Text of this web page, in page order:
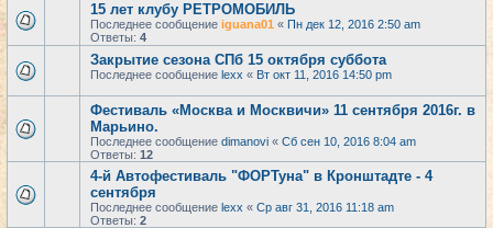
15 лет клубу РЕТРОМОБИЛЬ
Последнее сообщение iguana01 « Пн дек 12, 2016 2:50 am
Ответы: 4
Закрытие сезона СПб 15 октября суббота
Последнее сообщение lexx « Вт окт 11, 2016 14:50 pm
Фестиваль «Москва и Москвичи» 11 сентября 2016г. в
Марьино.
Последнее сообщение dimanovi « Сб сен 10, 2016 8:04 am
Ответы: 12
4-й Автофестиваль "ФОРТуна" в Кронштадте - 4
сентября
Последнее сообщение lexx « Ср авг 31, 2016 11:18 am
Ответы: 2